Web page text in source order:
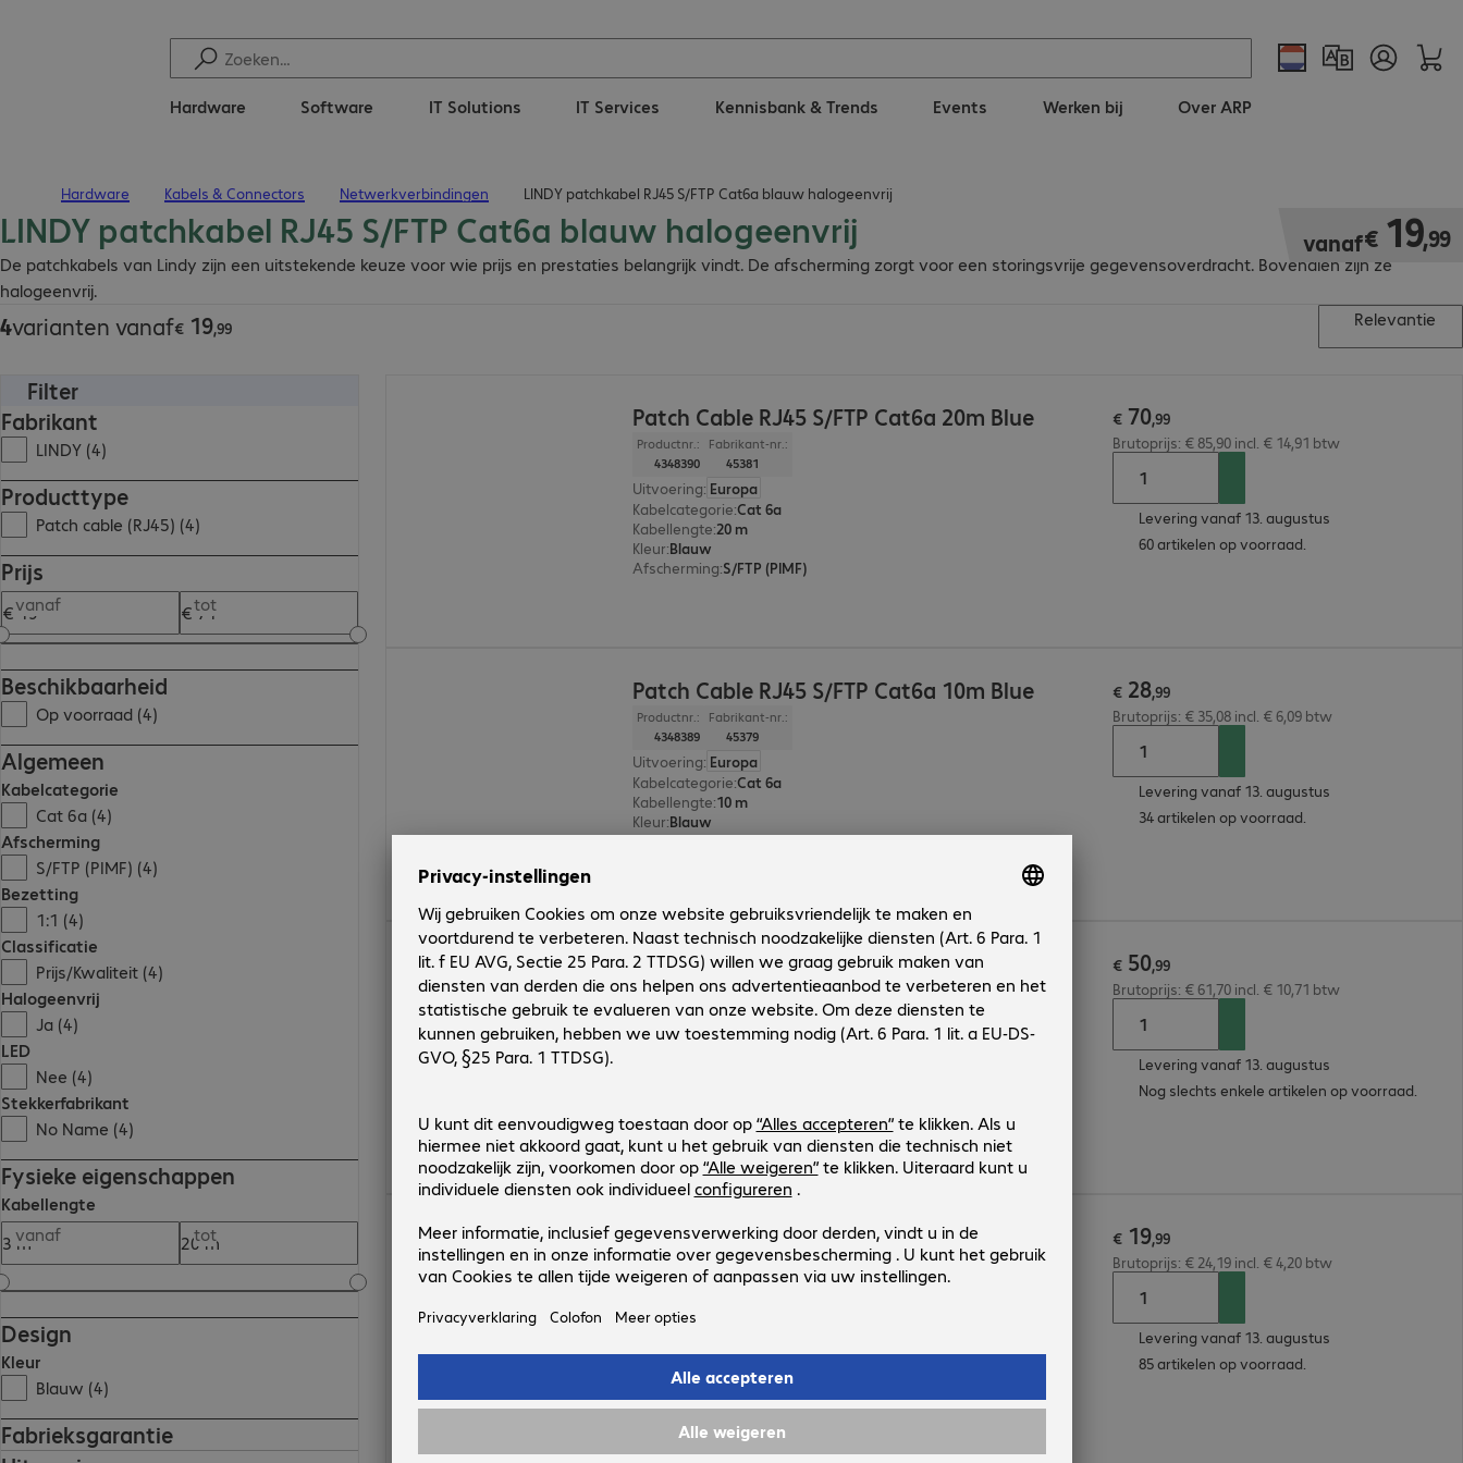
Hardware Software IT Solutions IT Services Kennisbank & Trends Events Werken bij Over ARP
Hardware Kabels & Connectors Netwerkverbindingen LINDY patchkabel RJ45 S/FTP Cat6a blauw halogeenvrij
LINDY patchkabel RJ45 S/FTP Cat6a blauw halogeenvrij
De patchkabels van Lindy zijn een uitstekende keuze voor wie prijs en prestaties belangrijk vindt. De afscherming zorgt voor een storingsvrije gegevensoverdracht. Bovendien zijn ze
halogeenvrij.
vanaf€ 19,99
€ 19,99
4varianten vanaf€ 19,99
€ 19,99
Relevantie
Filter
Fabrikant
LINDY (4)
Producttype
Patch cable (RJ45) (4)
Prijs
vanaf tot
Beschikbaarheid
Op voorraad (4)
Algemeen
Kabelcategorie
Cat 6a (4)
Afscherming
S/FTP (PIMF) (4)
Bezetting
1:1 (4)
Classificatie
Prijs/Kwaliteit (4)
Halogeenvrij
Ja (4)
LED
Nee (4)
Stekkerfabrikant
No Name (4)
Fysieke eigenschappen
Kabellengte
vanaf
tot
Design
Kleur
Blauw (4)
Fabrieksgarantie
Patch Cable RJ45 S/FTP Cat6a 20m Blue
Productnr.:
4348390
Fabrikant-nr.:
45381
Uitvoering: Europa
Kabelcategorie:Cat 6a
Kabellengte:20 m
Kleur:Blauw
Afscherming:S/FTP (PIMF)
€ 70,99
Brutoprijs: € 85,90 incl. € 14,91 btw
Levering vanaf 13. augustus
60 artikelen op voorraad.
Patch Cable RJ45 S/FTP Cat6a 10m Blue
Productnr.:
4348389
Fabrikant-nr.:
45379
Uitvoering: Europa
Kabelcategorie:Cat 6a
Kabellengte:10 m
Kleur:Blauw
Afscherming:S/FTP (PIMF)
€ 28,99
Brutoprijs: € 35,08 incl. € 6,09 btw
Levering vanaf 13. augustus
34 artikelen op voorraad.
Patch Cable RJ45 S/FTP Cat6a 7.5m Blue
Productnr.:
4348386
Fabrikant-nr.:
45378
Uitvoering: Europa
Afscherming
S/FTP (PIMF)
€ 50,99
€ 50,99
Brutoprijs: € 61,70 incl. € 10,71 btw
Levering vanaf 13. augustus
Nog slechts enkele artikelen op voorraad.
Patch Cable RJ45 S/FTP Cat6a 3m Blue
Productnr.:
4348377
Fabrikant-nr.:
45376
Uitvoering
Kabelcategorie
Blauw
Afscherming:S/FTP (PIMF)
€ 19,99
Brutoprijs: € 24,19 incl. € 4,20 btw
Levering vanaf 13. augustus
85 artikelen op voorraad.